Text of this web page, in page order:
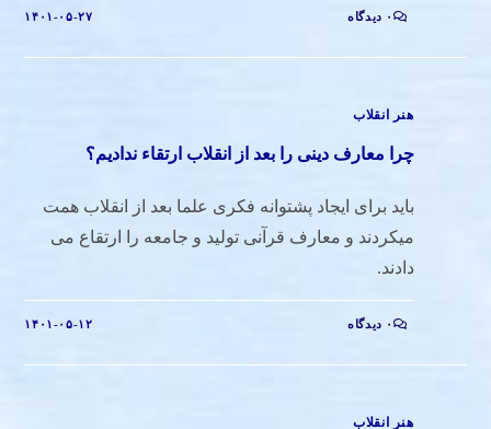
۰ دیدگاه ۱۴۰۱-۰۵-۲۷
هنر انقلاب
چرا معارف دینی را بعد از انقلاب ارتقاء ندادیم؟
باید برای ایجاد پشتوانه فکری علما بعد از انقلاب همت
میکردند و معارف قرآنی تولید و جامعه را ارتقاع می
دادند.
۰ دیدگاه ۱۴۰۱-۰۵-۱۲
هنر انقلاب